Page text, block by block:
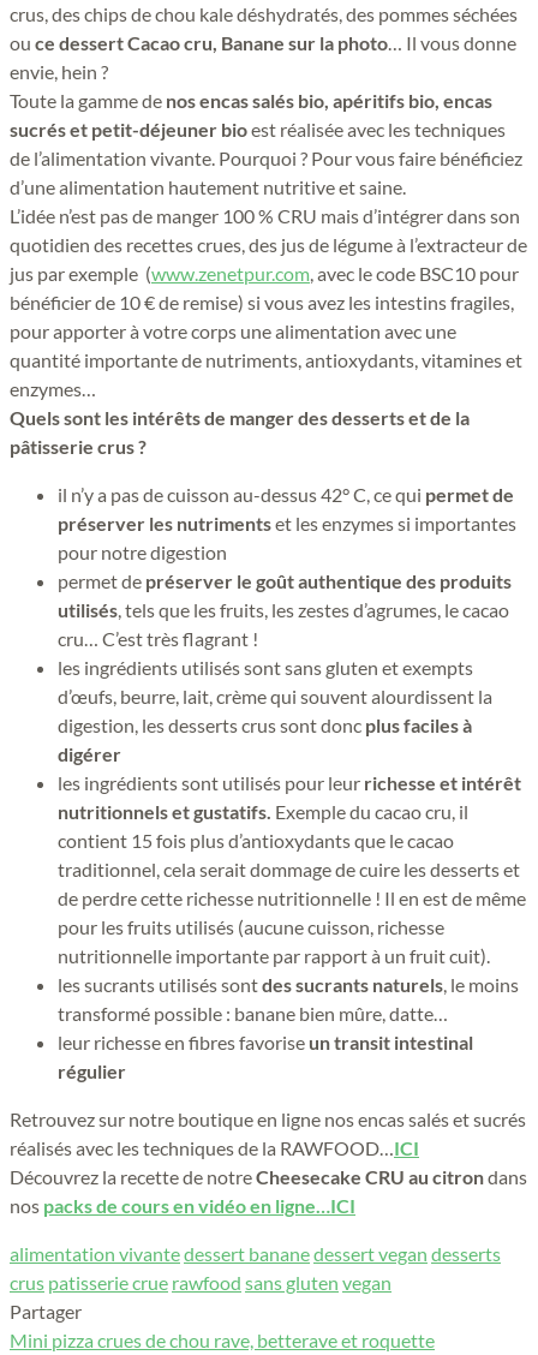
crus, des chips de chou kale déshydratés, des pommes séchées
ou ce dessert Cacao cru, Banane sur la photo… Il vous donne
envie, hein ?
Toute la gamme de nos encas salés bio, apéritifs bio, encas
sucrés et petit-déjeuner bioest réalisée avec les techniques
de l’alimentation vivante. Pourquoi ? Pour vous faire bénéficiez
d’une alimentation hautement nutritive et saine.
L’idée n’est pas de manger 100 % CRU mais d’intégrer dans son
quotidien des recettes crues, des jus de légume à l’extracteur de
jus par exemple (www.zenetpur.com, avec le code BSC10 pour
bénéficier de 10 € de remise) si vous avez les intestins fragiles,
pour apporter à votre corps une alimentation avec une
quantité importante de nutriments, antioxydants, vitamines et
enzymes…
Quels sont les intérêts de manger des desserts et de la
pâtisserie crus ?
il n’y a pas de cuisson au-dessus 42° C, ce qui permet de
préserver les nutrimentset les enzymes si importantes
pour notre digestion
permet de préserver le goût authentique des produits
utilisés, tels que les fruits, les zestes d’agrumes, le cacao
cru… C’est très flagrant !
les ingrédients utilisés sont sans gluten et exempts
d’œufs, beurre, lait, crème qui souvent alourdissent la
digestion, les desserts crus sont donc plus faciles à
digérer
les ingrédients sont utilisés pour leur richesse et intérêt
nutritionnels et gustatifs. Exemple du cacao cru, il
contient 15 fois plus d’antioxydants que le cacao
traditionnel, cela serait dommage de cuire les desserts et
de perdre cette richesse nutritionnelle ! Il en est de même
pour les fruits utilisés (aucune cuisson, richesse
nutritionnelle importante par rapport à un fruit cuit).
les sucrants utilisés sontdes sucrants naturels, le moins
transformé possible : banane bien mûre, datte…
leur richesse en fibres favorise un transit intestinal
régulier
Retrouvez sur notre boutique en ligne nos encas salés et sucrés
réalisés avec les techniques de la RAWFOOD…ICI
Découvrez la recette de notreCheesecake CRU au citrondans
nos packs de cours en vidéo en ligne…ICI
alimentation vivantedessert bananedessert vegan desserts
crus patisserie crue rawfood sans gluten vegan
Partager
Mini pizza crues de chou rave, betterave et roquette